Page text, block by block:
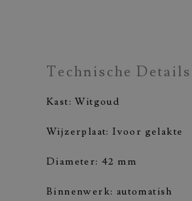
Technische Details
Kast: Witgoud
Wijzerplaat: Ivoor gelakte
Diameter: 42 mm
Binnenwerk: automatish